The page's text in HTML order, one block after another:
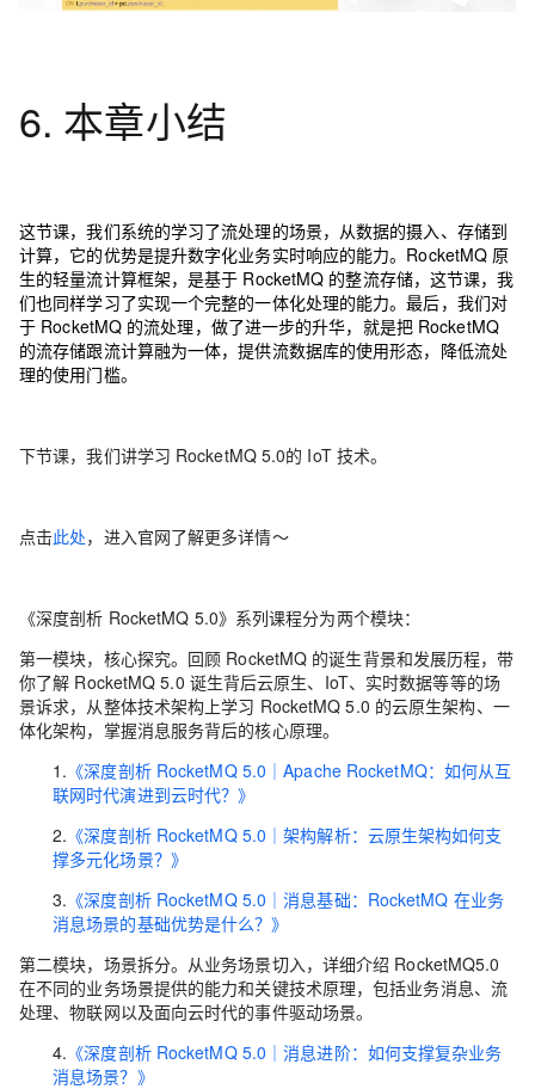
6. 本章小结
这节课，我们系统的学习了流处理的场景，从数据的摄入、存储到
计算，它的优势是提升数字化业务实时响应的能力。RocketMQ 原
生的轻量流计算框架，是基于 RocketMQ 的整流存储，这节课，我
们也同样学习了实现一个完整的一体化处理的能力。最后，我们对
于 RocketMQ 的流处理，做了进一步的升华，就是把 RocketMQ
的流存储跟流计算融为一体，提供流数据库的使用形态，降低流处
理的使用门槛。
下节课，我们讲学习 RocketMQ 5.0的 IoT 技术。
点击此处，进入官网了解更多详情～
《深度剖析 RocketMQ 5.0》系列课程分为两个模块：
第一模块，核心探究。回顾 RocketMQ 的诞生背景和发展历程，带
你了解 RocketMQ 5.0 诞生背后云原生、IoT、实时数据等等的场
景诉求，从整体技术架构上学习 RocketMQ 5.0 的云原生架构、一
体化架构，掌握消息服务背后的核心原理。
1. 《深度剖析 RocketMQ 5.0｜Apache RocketMQ：如何从互
联网时代演进到云时代？》
2. 《深度剖析 RocketMQ 5.0｜架构解析：云原生架构如何支
撑多元化场景？》
3. 《深度剖析 RocketMQ 5.0｜消息基础：RocketMQ 在业务
消息场景的基础优势是什么？》
第二模块，场景拆分。从业务场景切入，详细介绍 RocketMQ5.0
在不同的业务场景提供的能力和关键技术原理，包括业务消息、流
处理、物联网以及面向云时代的事件驱动场景。
4. 《深度剖析 RocketMQ 5.0｜消息进阶：如何支撑复杂业务
消息场景？》